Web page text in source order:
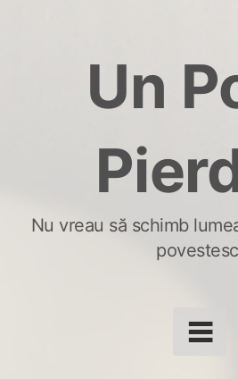
Un
Nu vreau să schimb